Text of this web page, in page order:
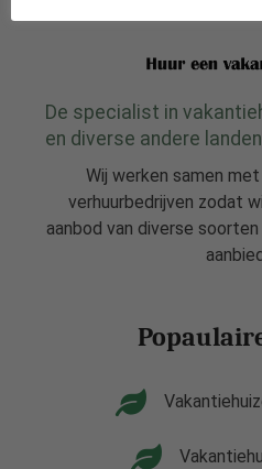
De specialist in
en diverse andere
Wij werken samen
verhuurbedrijven zodat
aanbod van diverse